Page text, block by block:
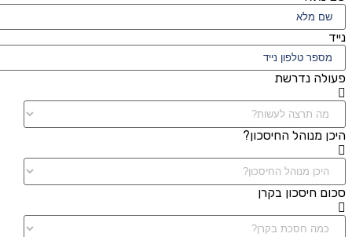
נייד
פעולה נדרשת
היכן מנוהל החיסכון?
סכום חיסכון בקרן